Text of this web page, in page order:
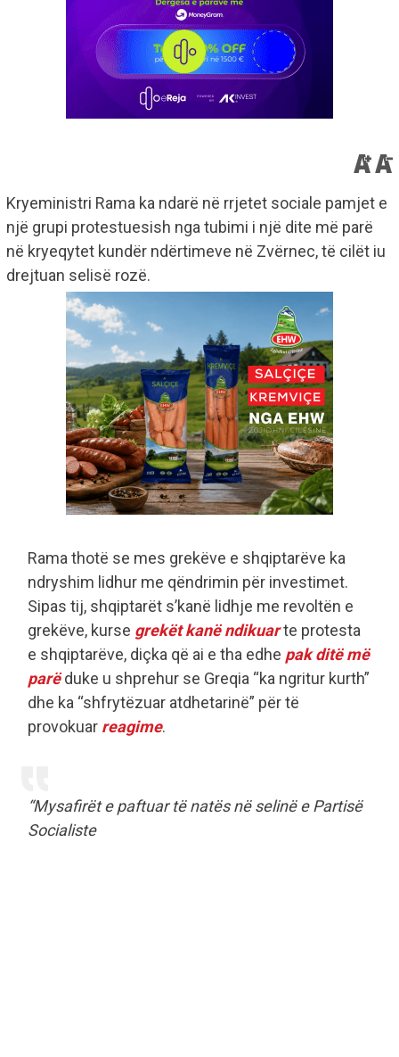
Kryeministri Rama ka ndarë në rrjetet sociale pamjet e
një grupi protestuesish nga tubimi i një dite më parë
në kryeqytet kundër ndërtimeve në Zvërnec, të cilët iu
drejtuan selisë rozë.
Rama thotë se mes grekëve e shqiptarëve ka
ndryshim lidhur me qëndrimin për investimet.
Sipas tij, shqiptarët s’kanë lidhje me revoltën e
grekëve, kurse grekët kanë ndikuarte protesta
e shqiptarëve, diçka që ai e tha edhe pak ditë më
parëduke u shprehur se Greqia “ka ngritur kurth”
dhe ka “shfrytëzuar atdhetarinë” për të
provokuar reagime.
“Mysafirët e paftuar të natës në selinë e Partisë
Socialiste